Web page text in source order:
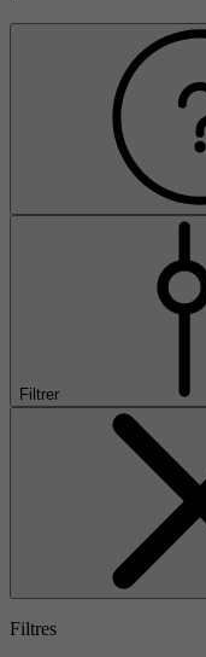
Filtrer
Filtres